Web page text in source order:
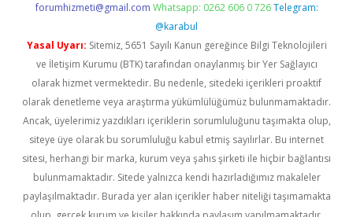
forumhizmeti@gmail.com Whatsapp: 0262 606 0 726 Telegram:
@karabul
Yasal Uyarı: Sitemiz, 5651 Sayılı Kanun gereğince Bilgi Teknolojileri
ve İletişim Kurumu (BTK) tarafından onaylanmış bir Yer Sağlayıcı
olarak hizmet vermektedir. Bu nedenle, sitedeki içerikleri proaktif
olarak denetleme veya araştırma yükümlülüğümüz bulunmamaktadır.
Ancak, üyelerimiz yazdıkları içeriklerin sorumluluğunu taşımakta olup,
siteye üye olarak bu sorumluluğu kabul etmiş sayılırlar. Bu internet
sitesi, herhangi bir marka, kurum veya şahıs şirketi ile hiçbir bağlantısı
bulunmamaktadır. Sitede yalnızca kendi hazırladığımız makaleler
paylaşılmaktadır. Burada yer alan içerikler haber niteliği taşımamakta